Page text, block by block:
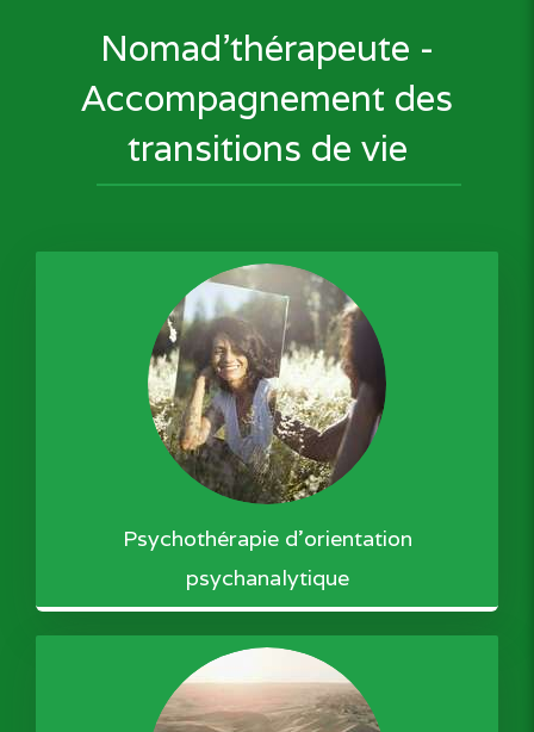
Nomad'thérapeute -
Accompagnement des
transitions de vie
Psychothérapie d'orientation
psychanalytique